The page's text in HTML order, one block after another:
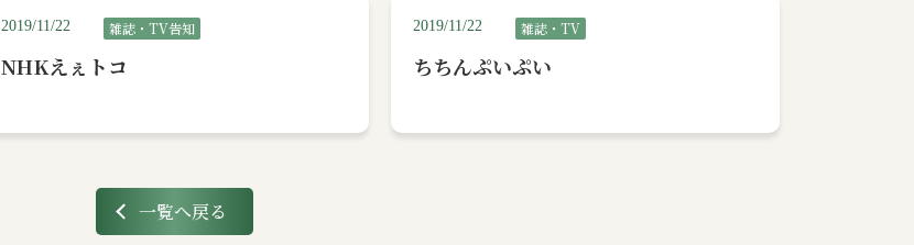
2019/11/22 雑誌・TV告知
NHKえぇトコ
2019/11/22 雑誌・TV
ちちんぷいぷい
一覧へ戻る